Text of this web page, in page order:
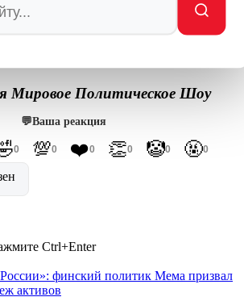
войны. Но когда войну принесли к
ответила. И ответ этот был таким,
Мировое Политическое Шоу
💬Ваша реакция
0 💯0 ❤️0 👏0 🤡0 🤬0
Ctrl+Enter